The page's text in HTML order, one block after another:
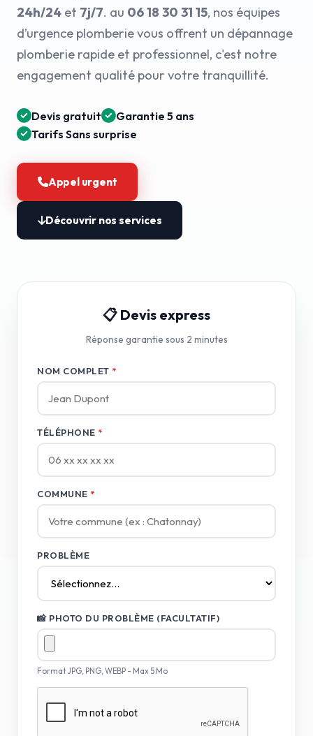
24h/24 et 7j/7. au 06 18 30 31 15, nos équipes
d’urgence plomberie vous offrent un dépannage
plomberie rapide et professionnel, c'est notre
engagement qualité pour votre tranquillité.
Devis gratuit
Garantie 5 ans
Tarifs Sans surprise
Appel urgent
Découvrir nos services
📋 Devis express
Réponse garantie sous 2 minutes
NOM COMPLET *
TÉLÉPHONE *
COMMUNE *
PROBLÈME
📸 PHOTO DU PROBLÈME (FACULTATIF)
Format JPG, PNG, WEBP - Max 5 Mo